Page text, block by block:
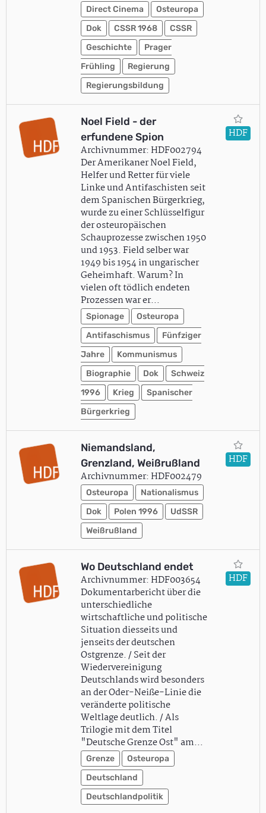
Direct Cinema
Osteuropa
Dok
CSSR 1968
CSSR
Geschichte
Prager
Frühling
Regierung
Regierungsbildung
Noel Field - der
erfundene Spion
Archivnummer: HDF002794
Der Amerikaner Noel Field,
Helfer und Retter für viele
Linke und Antifaschisten seit
dem Spanischen Bürgerkrieg,
wurde zu einer Schlüsselfigur
der osteuropäischen
Schauprozesse zwischen 1950
und 1953. Field selber war
1949 bis 1954 in ungarischer
Geheimhaft. Warum? In
vielen oft tödlich endeten
Prozessen war er…
Spionage
Osteuropa
Antifaschismus
Fünfziger
Jahre
Kommunismus
Biographie
Dok
Schweiz
1996
Krieg
Spanischer
Bürgerkrieg
HDF
Niemandsland,
Grenzland, Weißrußland
Archivnummer: HDF002479
Osteuropa
Nationalismus
Dok
Polen 1996
UdSSR
Weißrußland
HDF
Wo Deutschland endet
Archivnummer: HDF003654
Dokumentarbericht über die
unterschiedliche
wirtschaftliche und politische
Situation diesseits und
jenseits der deutschen
Ostgrenze. / Seit der
Wiedervereinigung
Deutschlands wird besonders
an der Oder-Neiße-Linie die
veränderte politische
Weltlage deutlich. / Als
Trilogie mit dem Titel
"Deutsche Grenze Ost" am…
Grenze
Osteuropa
Deutschland
Deutschlandpolitik
HDF